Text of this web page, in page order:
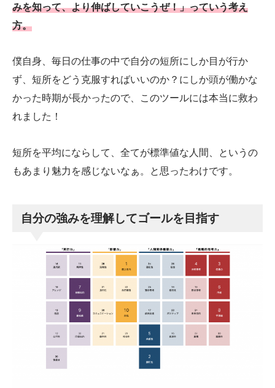
みを知って、より伸ばしていこうぜ！」っていう考え
方。
僕自身、毎日の仕事の中で自分の短所にしか目が行か
ず、短所をどう克服すればいいのか？にしか頭が働かな
かった時期が長かったので、このツールには本当に救わ
れました！
短所を平均にならして、全てが標準値な人間、というの
もあまり魅力を感じないなぁ。と思ったわけです。
自分の強みを理解してゴールを目指す